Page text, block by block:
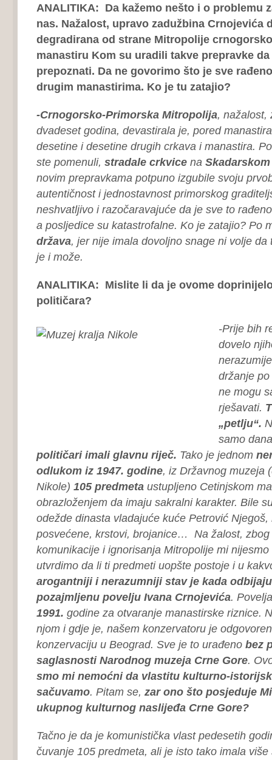
ANALITIKA: Da kažemo nešto i o problemu
nas. Nažalost, upravo zadužbina Crnojevića
degradirana od strane Mitropolije
manastiru Kom su uradili takve prepravke
prepoznati. Da ne govorimo što je sve
drugim manastirima. Ko je tu zatajio?
-Crnogorsko-Primorska Mitropolija, nažalost,
dvadeset godina, devastirala je, pored
desetine i desetine drugih crkava i manastira.
ste pomenuli, stradale crkvicena
novim prepravkama potpuno izgubile svoju
autentičnost i jednostavnost primorskog
neshvatljivo i razočaravajuće da je sve to
a posljedice su katastrofalne. Ko je zatajio? Po
država, jer nije imala dovoljno snage ni volje da
je i može.
ANALITIKA: Mislite li da je ovome
političara?
-Prije bih
dovelo
držanje
ne mogu
rješavati.
„petlju“.
samo
političari imali glavnu riječ. Tako je jednom
odlukom iz 1947. godine, iz Državnog muzeja
Nikole) 105 predmetaustupljeno Cetinjskom
obrazloženjem da imaju sakralni karakter. Bile
odežde dinasta vladajuće kuće Petrović Njegoš,
posvećene, krstovi, brojanice… Na žalost, zbog
komunikacije i ignorisanja Mitropolije mi
utvrdimo da li ti predmeti uopšte postoje i u
arogantniji i nerazumniji stav je kada
pozajmljenu povelju Ivana Crnojevića.
1991. godine za otvaranje manastirske riznice.
njom i gdje je, našem konzervatoru je
konzervaciju u Beograd. Sve je to urađeno bez
saglasnosti Narodnog muzeja Crne Gore.
smo mi nemoćni da vlastitu kulturno-
sačuvamo. Pitam se, zar ono što posjeduje
ukupnog kulturnog naslijeđa Crne Gore?
Tačno je da je komunistička vlast pedesetih
čuvanje 105 predmeta, ali je isto tako imala